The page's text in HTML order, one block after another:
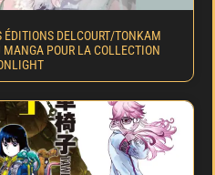
DELCOURT/TONKAM
POUR LA COLLECTION